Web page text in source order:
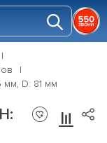
мм, D: 81 мм